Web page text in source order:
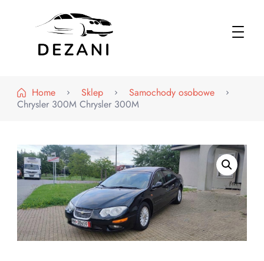
Home
Sklep
Samochody osobowe
Chrysler 300M Chrysler 300M